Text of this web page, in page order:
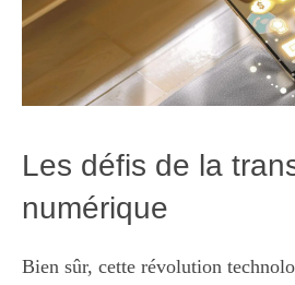
Les défis de la
numérique
Bien sûr, cette révolution